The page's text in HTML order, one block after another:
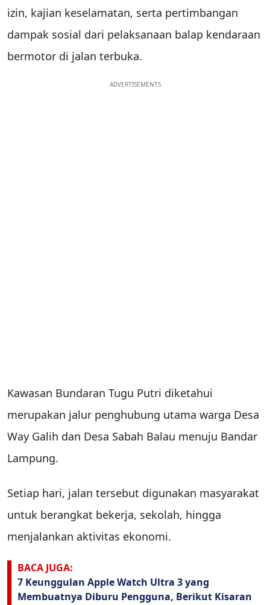
izin, kajian keselamatan, serta pertimbangan
dampak sosial dari pelaksanaan balap kendaraan
bermotor di jalan terbuka.
ADVERTISEMENTS
Kawasan Bundaran Tugu Putri diketahui
merupakan jalur penghubung utama warga Desa
Way Galih dan Desa Sabah Balau menuju Bandar
Lampung.
Setiap hari, jalan tersebut digunakan masyarakat
untuk berangkat bekerja, sekolah, hingga
menjalankan aktivitas ekonomi.
BACA JUGA:
7 Keunggulan Apple Watch Ultra 3 yang
Membuatnya Diburu Pengguna, Berikut Kisaran